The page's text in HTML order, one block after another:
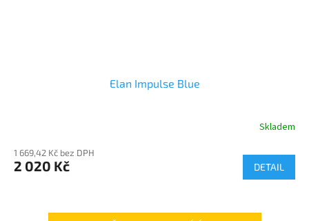
Elan Impulse Blue
Skladem
1 669,42 Kč bez DPH
2 020 Kč DETAIL